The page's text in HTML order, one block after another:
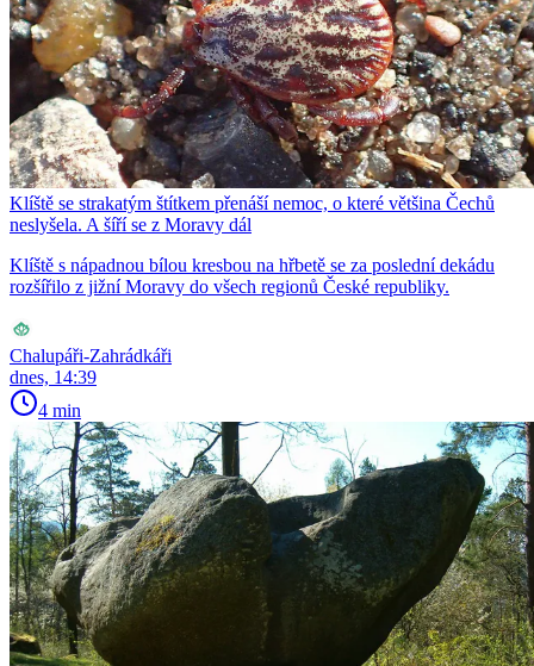
Klíště se strakatým štítkem přenáší nemoc, o které většina Čechů
neslyšela. A šíří se z Moravy dál
Klíště s nápadnou bílou kresbou na hřbetě se za poslední dekádu
rozšířilo z jižní Moravy do všech regionů České republiky.
Chalupáři-Zahrádkáři
dnes, 14:39
4 min